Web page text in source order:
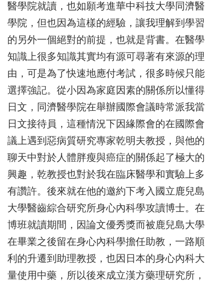
醫學院就讀，也如願考進華中科技大學同濟醫
學院，但也因為這樣的經驗，讓我理解到學習
的另外一個絕對的前提，也就是背書。在醫學
知識上很多知識其實均有源可尋著有來源的理
由，可是為了快速地應付考試，很多時候只能
選擇強記。從小因為家庭因素的關係所以懂得
日文，同濟醫學院在舉辦國際會議時常派我當
日文接待員，這種情況下因緣際會的在國際會
議上遇到惡病質研究專家乾明夫教授，與他的
聊天中對於人體胖瘦與癌症的關係起了極大的
興趣，乾教授也對於我在臨床醫學和實驗上多
有讚許。後來就在他的邀約下考入國立鹿兒島
大學醫齒綜合研究所身心內科學攻讀博士。在
博班就讀期間，因論文優秀獎而被鹿兒島大學
在畢業之後留在身心內科學擔任助教，一路順
利的升遷到助理教授，也因日本的身心內科大
量使用中藥，所以後來成立漢方藥理研究所，